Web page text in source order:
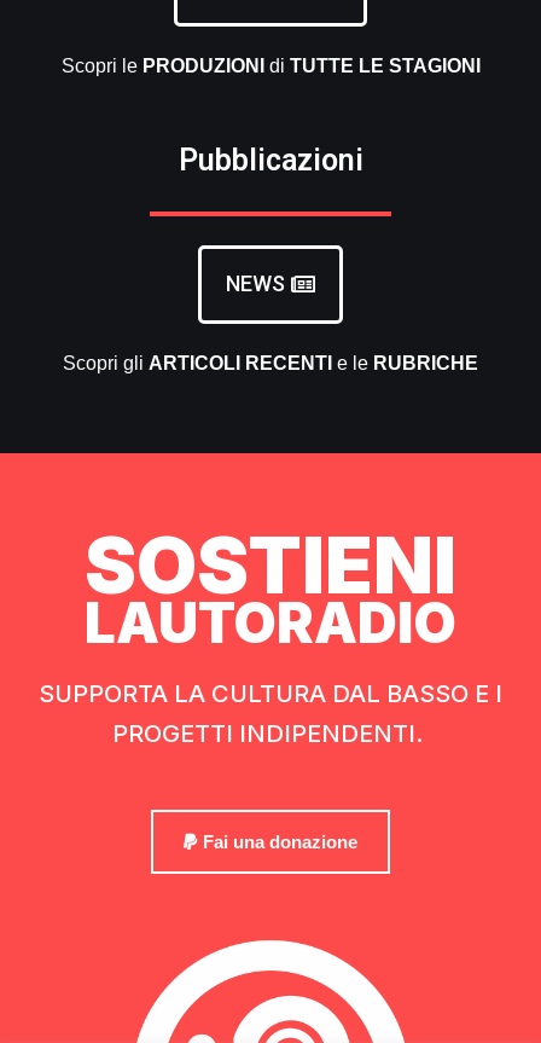
Scopri le PRODUZIONI di TUTTE LE STAGIONI
Pubblicazioni
NEWS
Scopri gli ARTICOLI RECENTI e le RUBRICHE
SOSTIENI
LAUTORADIO
SUPPORTA LA CULTURA DAL BASSO E I
PROGETTI INDIPENDENTI.
Fai una donazione